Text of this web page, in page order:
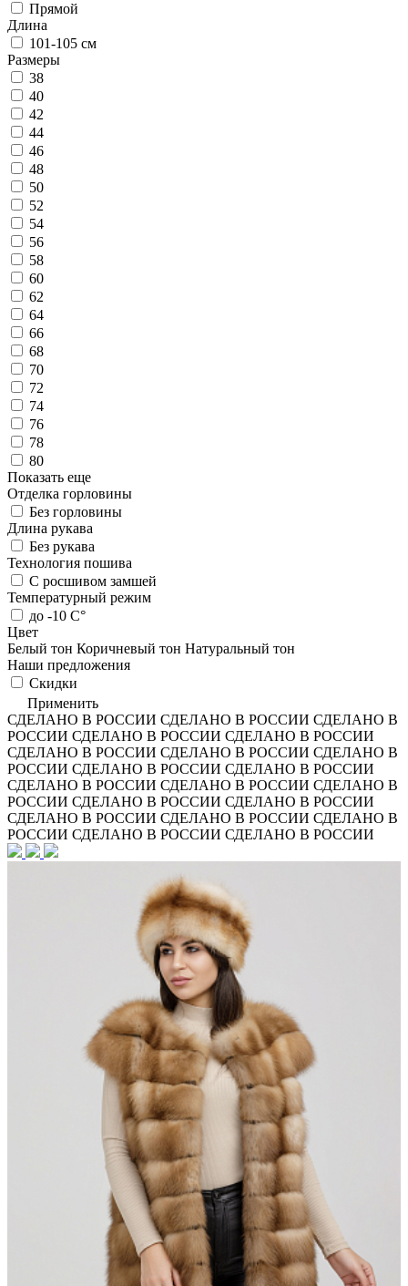
Прямой
Длина
101-105 см
Размеры
38
40
42
44
46
48
50
52
54
56
58
60
62
64
66
68
70
72
74
76
78
80
Показать еще
Отделка горловины
Без горловины
Длина рукава
Без рукава
Технология пошива
С росшивом замшей
Температурный режим
до -10 С°
Цвет
Белый тон Коричневый тон Натуральный тон
Наши предложения
Скидки
Применить
СДЕЛАНО В РОССИИ СДЕЛАНО В РОССИИ СДЕЛАНО В
РОССИИ СДЕЛАНО В РОССИИ СДЕЛАНО В РОССИИ
СДЕЛАНО В РОССИИ СДЕЛАНО В РОССИИ СДЕЛАНО В
РОССИИ СДЕЛАНО В РОССИИ СДЕЛАНО В РОССИИ
СДЕЛАНО В РОССИИ СДЕЛАНО В РОССИИ СДЕЛАНО В
РОССИИ СДЕЛАНО В РОССИИ СДЕЛАНО В РОССИИ
СДЕЛАНО В РОССИИ СДЕЛАНО В РОССИИ СДЕЛАНО В
РОССИИ СДЕЛАНО В РОССИИ СДЕЛАНО В РОССИИ